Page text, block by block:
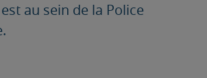
au sein de la Police